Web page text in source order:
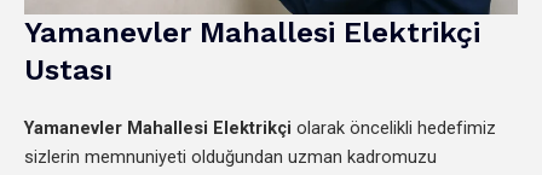
Yamanevler Mahallesi Elektrikçi
Ustası
Yamanevler Mahallesi Elektrikçi olarak öncelikli hedefimiz
sizlerin memnuniyeti olduğundan uzman kadromuzu